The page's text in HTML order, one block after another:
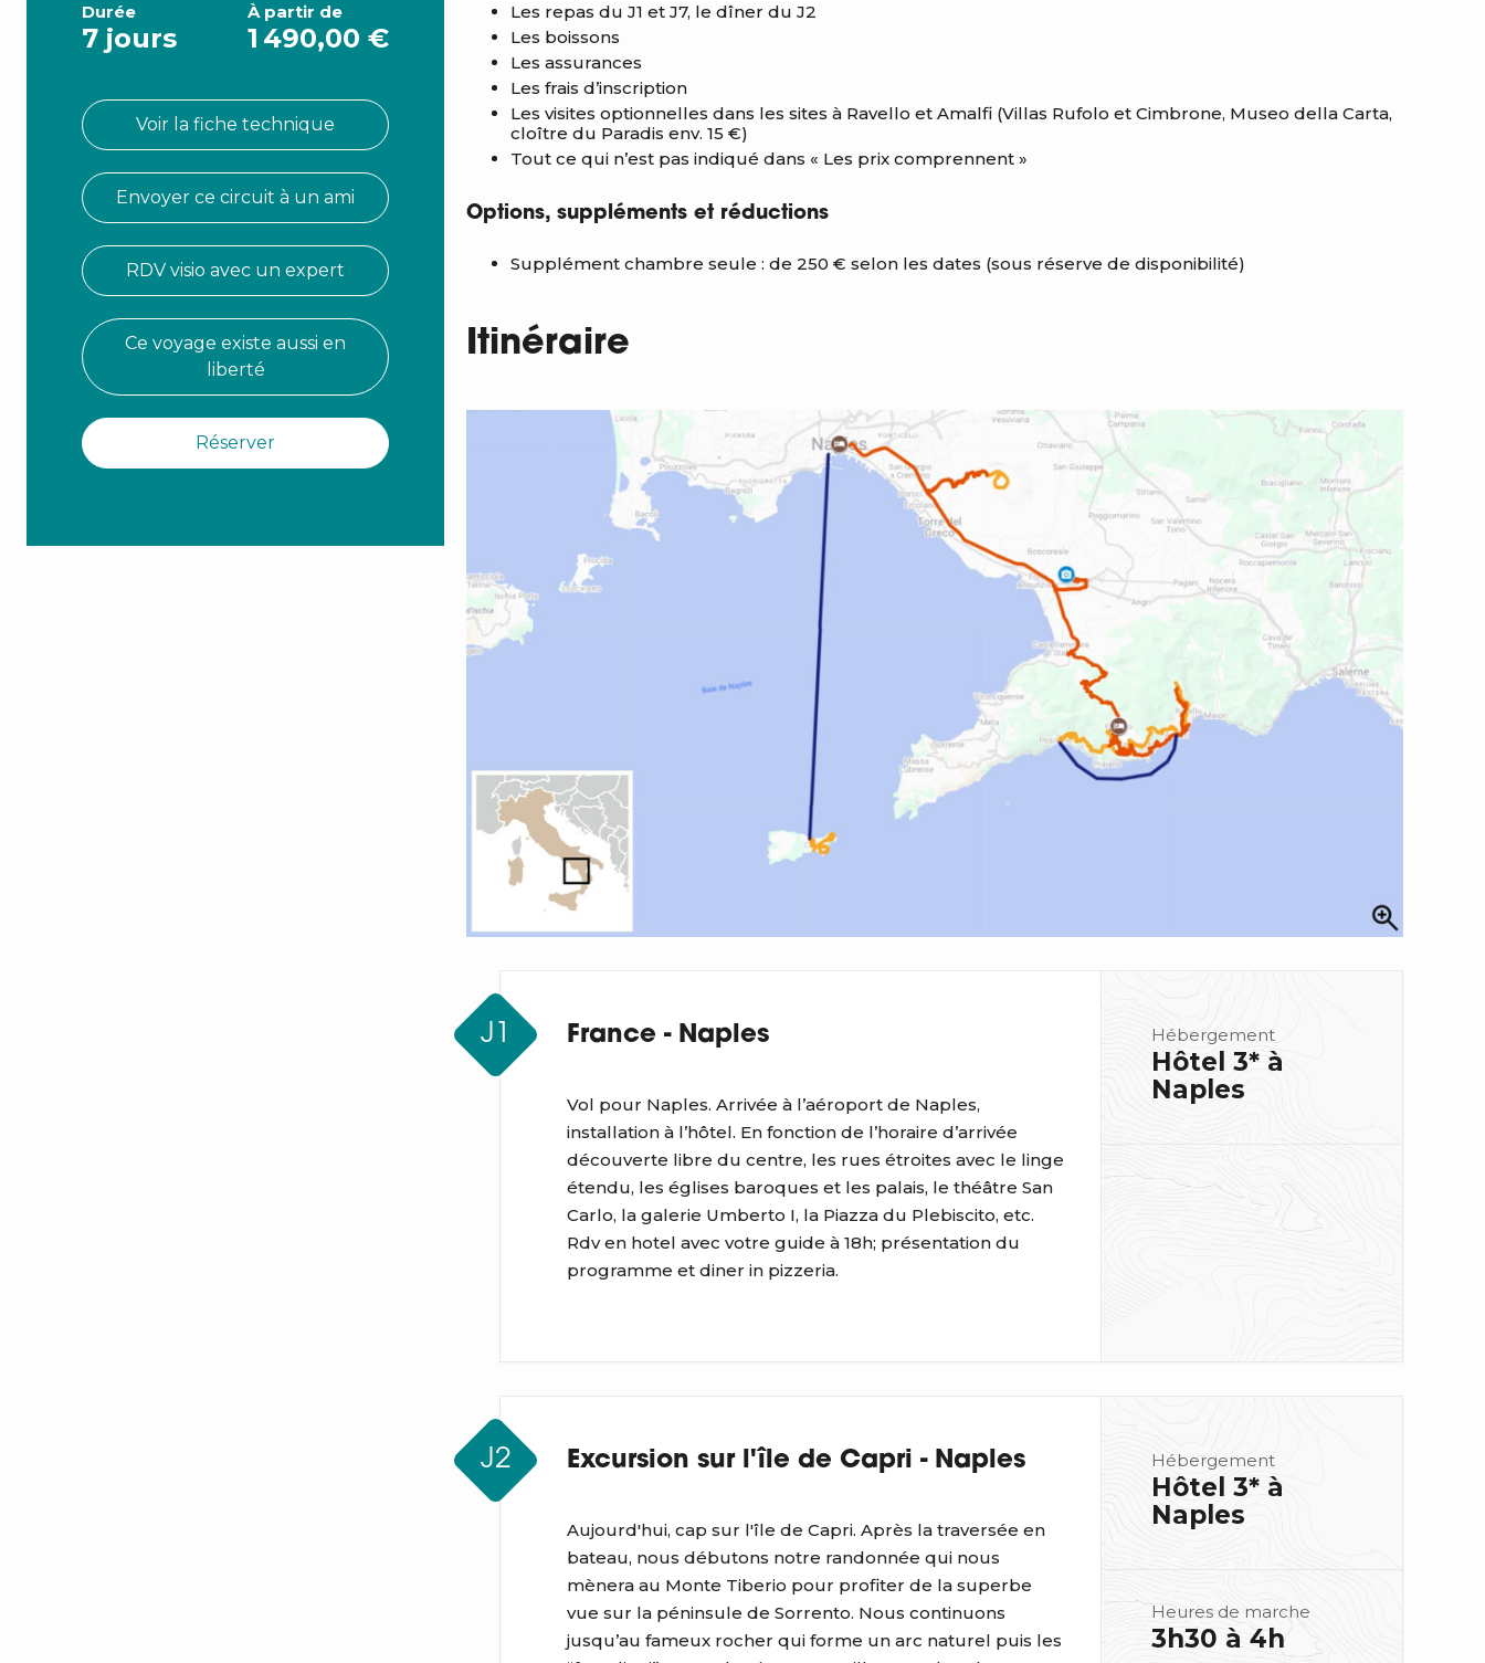
Durée
7 jours
À partir de
1 490,00 €
Voir la fiche technique
Envoyer ce circuit à un ami
RDV visio avec un expert
Ce voyage existe aussi en
liberté
Réserver
Les repas du J1 et J7, le dîner du J2
Les boissons
Les assurances
Les frais d’inscription
Les visites optionnelles dans les sites à Ravello et Amalfi (Villas Rufolo et Cimbrone, Museo della Carta,
cloître du Paradis env. 15 €)
Tout ce qui n’est pas indiqué dans « Les prix comprennent »
Options, suppléments et réductions
Supplément chambre seule : de 250 € selon les dates (sous réserve de disponibilité)
Itinéraire
J1 France - Naples
Vol pour Naples. Arrivée à l’aéroport de Naples,
installation à l’hôtel. En fonction de l’horaire d’arrivée
découverte libre du centre, les rues étroites avec le linge
étendu, les églises baroques et les palais, le théâtre San
Carlo, la galerie Umberto I, la Piazza du Plebiscito, etc.
Rdv en hotel avec votre guide à 18h; présentation du
programme et diner in pizzeria.
Hébergement
Hôtel 3* à
Naples
J2 Excursion sur l'île de Capri - Naples
Aujourd'hui, cap sur l'île de Capri. Après la traversée en
bateau, nous débutons notre randonnée qui nous
mènera au Monte Tiberio pour profiter de la superbe
vue sur la péninsule de Sorrento. Nous continuons
jusqu’au fameux rocher qui forme un arc naturel puis les
Hébergement
Hôtel 3* à
Naples
Heures de marche
3h30 à 4h